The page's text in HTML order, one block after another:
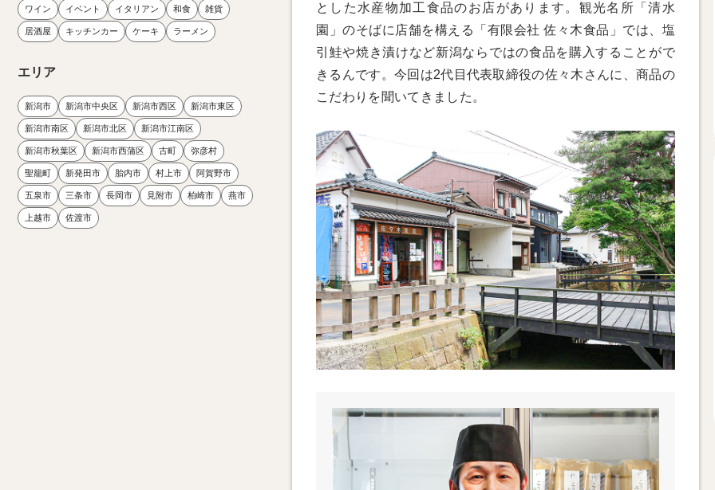
ワイン イベント イタリアン 和食 雑貨
居酒屋 キッチンカー ケーキ ラーメン
エリア
新潟市 新潟市中央区 新潟市西区 新潟市東区
新潟市南区 新潟市北区 新潟市江南区
新潟市秋葉区 新潟市西蒲区 古町 弥彦村
聖籠町 新発田市 胎内市 村上市 阿賀野市
五泉市 三条市 長岡市 見附市 柏崎市 燕市
上越市 佐渡市
とした水産物加工食品のお店があります。観光名所「清水
園」のそばに店舗を構える「有限会社 佐々木食品」では、塩
引鮭や焼き漬けなど新潟ならではの食品を購入することがで
きるんです。今回は2代目代表取締役の佐々木さんに、商品の
こだわりを聞いてきました。